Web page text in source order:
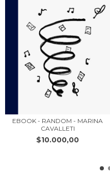
EBOOK - RANDOM - MARINA
CAVALLETI
$10.000,00